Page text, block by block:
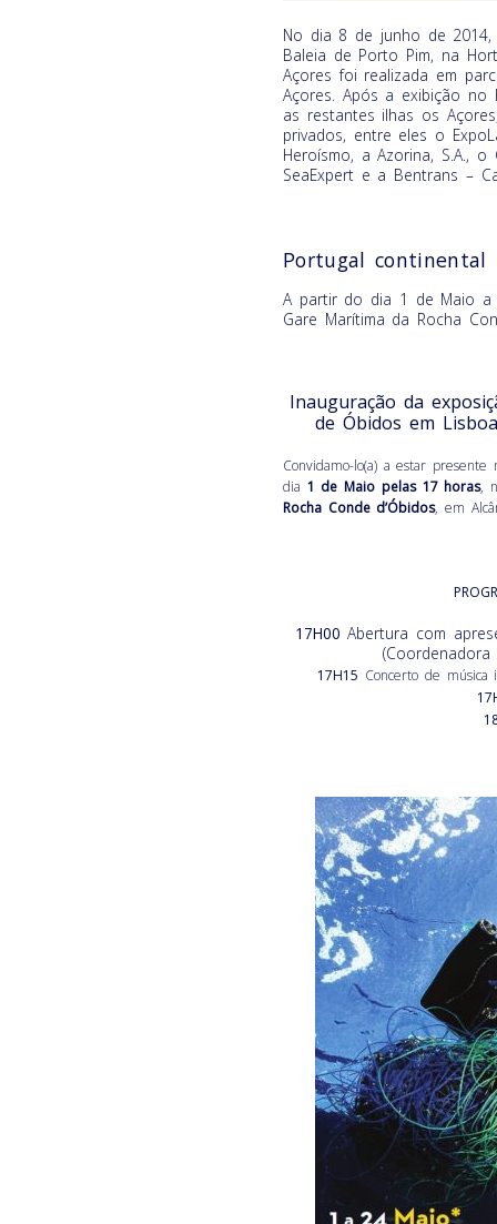
No dia 8 de junho de
Baleia de Porto Pim, na
Açores foi realizada em
Açores. Após a exibição
as restantes ilhas os
privados, entre eles o
Heroísmo, a Azorina, S.A.,
SeaExpert e a Bentrans –
Portugal continental
A partir do dia 1 de Maio a
Gare Marítima da Rocha
Inauguração da
de Óbidos em
Convidamo-lo(a) a estar presente
dia 1 de Maio pelas 17 horas,
Rocha Conde d’Óbidos, em
17H00 Abertura com
(Coordenadora
17H15 Concerto de